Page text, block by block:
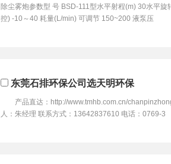
除尘雾炮参数型 号 BSD-111型水平射程(m) 30水平
控) -10～40 耗量(L/min) 可调节 150~200 液泵压
东莞石排环保公司选天明环保
产品直达：http://www.tmhb.com.cn/
人：朱经理 联系方式：13642837610 电话：0769-3